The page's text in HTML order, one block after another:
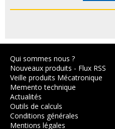
Qui sommes nous ?
Nouveaux produits - Flux RSS
Veille produits Mécatronique
Memento technique
Actualités
Outils de calculs
Conditions générales
Mentions légales